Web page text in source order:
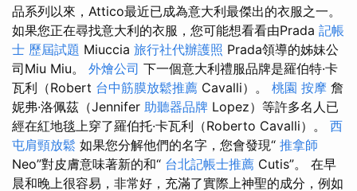
品系列以來，Attico最近已成為意大利最傑出的衣服之一。
如果您正在尋找意大利的衣服，您可能想看看由Prada 記帳
士 歷屆試題 Miuccia 旅行社代辦護照 Prada領導的姊妹公
司Miu Miu。 外燴公司 下一個意大利禮服品牌是羅伯特·卡
瓦利（Robert 台中筋膜放鬆推薦 Cavalli）。 桃園 按摩 詹
妮弗·洛佩茲（Jennifer 助聽器品牌 Lopez）等許多名人已
經在紅地毯上穿了羅伯托·卡瓦利（Roberto Cavalli）。 西
屯肩頸放鬆 如果您分解他們的名字，您會發現“ 推拿師
Neo”對皮膚意味著新的和“ 台北記帳士推薦 Cutis”。 在早
晨和晚上很容易，非常好，充滿了實際上神聖的成分，例如